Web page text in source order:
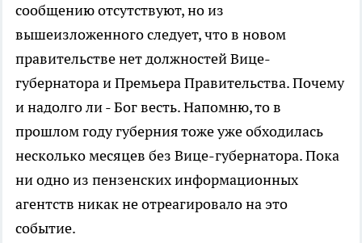
сообщению отсутствуют, но из
вышеизложенного следует, что в новом
правительстве нет должностей Вице-
губернатора и Премьера Правительства. Почему
и надолго ли - Бог весть. Напомню, то в
прошлом году губерния тоже уже обходилась
несколько месяцев без Вице-губернатора. Пока
ни одно из пензенских информационных
агентств никак не отреагировало на это
событие.